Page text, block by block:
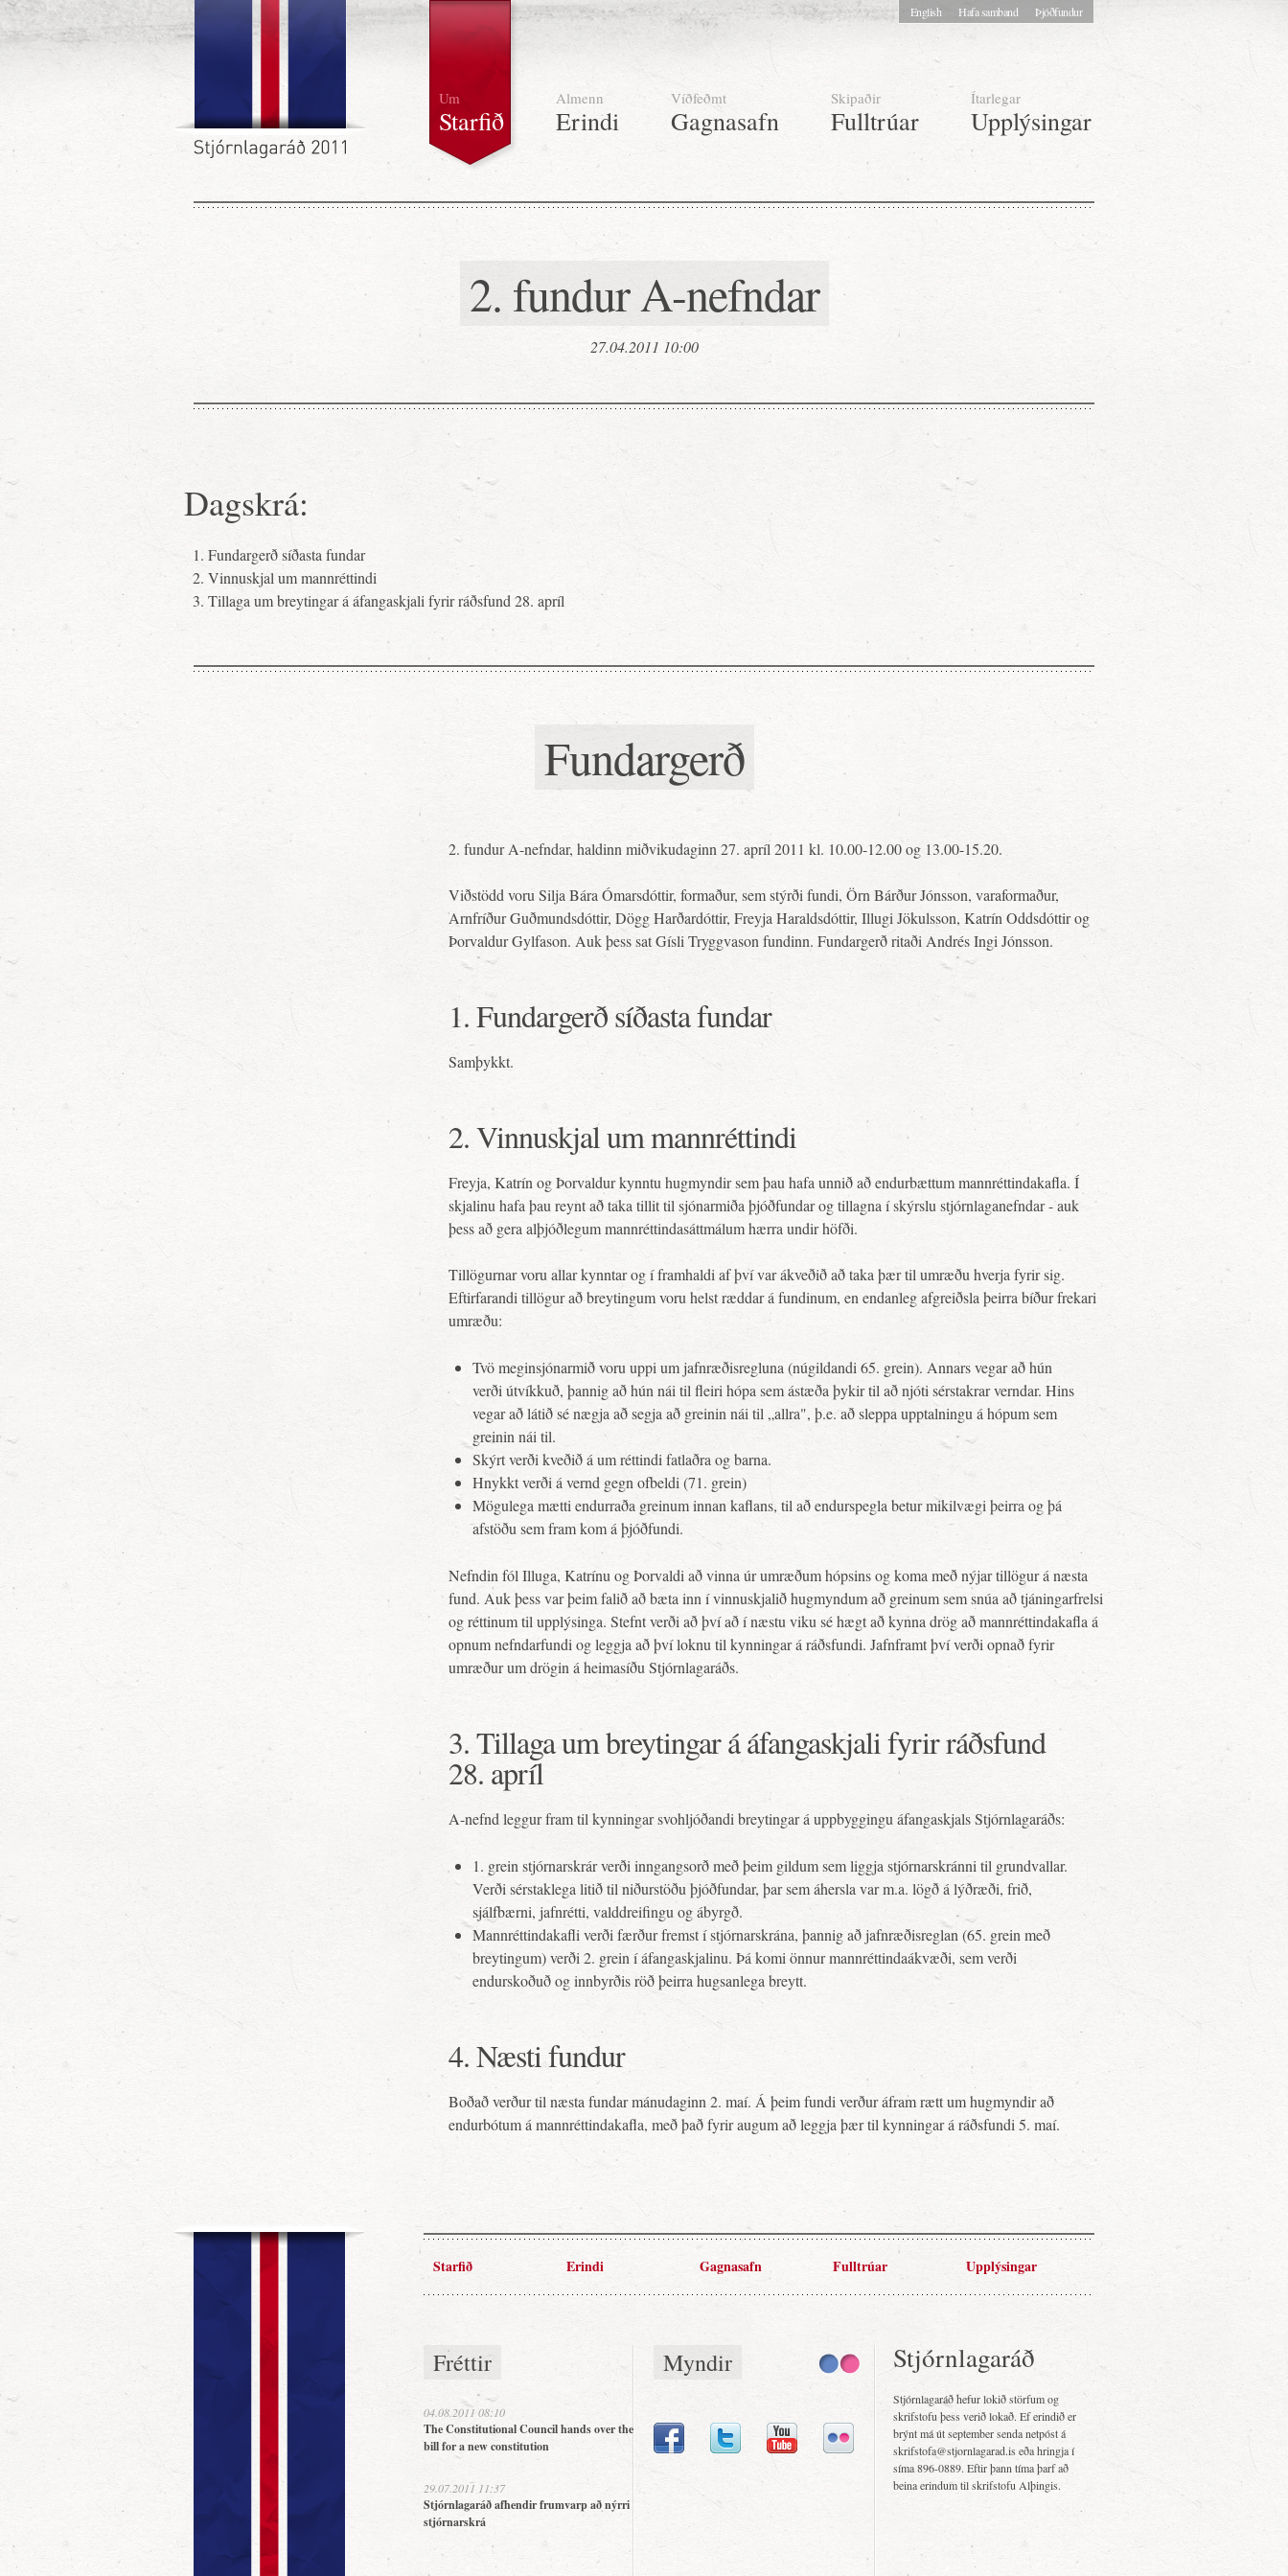
Um
Starfið
Almenn
Erindi
Víðfeðmt
Gagnasafn
Skipaðir
Fulltrúar
Ítarlegar
Upplýsingar
English Hafa samband Þjóðfundur
2. fundur A-nefndar
27.04.2011 10:00
Dagskrá:
Fundargerð síðasta fundar
Vinnuskjal um mannréttindi
Tillaga um breytingar á áfangaskjali fyrir ráðsfund 28. apríl
Fundargerð
2. fundur A-nefndar, haldinn miðvikudaginn 27. apríl 2011 kl. 10.00-12.00 og 13.00-15.20.
Viðstödd voru Silja Bára Ómarsdóttir, formaður, sem stýrði fundi, Örn Bárður Jónsson, varaformaður,
Arnfríður Guðmundsdóttir, Dögg Harðardóttir, Freyja Haraldsdóttir, Illugi Jökulsson, Katrín Oddsdóttir og
Þorvaldur Gylfason. Auk þess sat Gísli Tryggvason fundinn. Fundargerð ritaði Andrés Ingi Jónsson.
1. Fundargerð síðasta fundar
Samþykkt.
2. Vinnuskjal um mannréttindi
Freyja, Katrín og Þorvaldur kynntu hugmyndir sem þau hafa unnið að endurbættum mannréttindakafla. Í
skjalinu hafa þau reynt að taka tillit til sjónarmiða þjóðfundar og tillagna í skýrslu stjórnlaganefndar - auk
þess að gera alþjóðlegum mannréttindasáttmálum hærra undir höfði.
Tillögurnar voru allar kynntar og í framhaldi af því var ákveðið að taka þær til umræðu hverja fyrir sig.
Eftirfarandi tillögur að breytingum voru helst ræddar á fundinum, en endanleg afgreiðsla þeirra bíður frekari
umræðu:
Tvö meginsjónarmið voru uppi um jafnræðisregluna (núgildandi 65. grein). Annars vegar að hún
verði útvíkkuð, þannig að hún nái til fleiri hópa sem ástæða þykir til að njóti sérstakrar verndar. Hins
vegar að látið sé nægja að segja að greinin nái til „allra", þ.e. að sleppa upptalningu á hópum sem
greinin nái til.
Skýrt verði kveðið á um réttindi fatlaðra og barna.
Hnykkt verði á vernd gegn ofbeldi (71. grein)
Mögulega mætti endurraða greinum innan kaflans, til að endurspegla betur mikilvægi þeirra og þá
afstöðu sem fram kom á þjóðfundi.
Nefndin fól Illuga, Katrínu og Þorvaldi að vinna úr umræðum hópsins og koma með nýjar tillögur á næsta
fund. Auk þess var þeim falið að bæta inn í vinnuskjalið hugmyndum að greinum sem snúa að tjáningarfrelsi
og réttinum til upplýsinga. Stefnt verði að því að í næstu viku sé hægt að kynna drög að mannréttindakafla á
opnum nefndarfundi og leggja að því loknu til kynningar á ráðsfundi. Jafnframt því verði opnað fyrir
umræður um drögin á heimasíðu Stjórnlagaráðs.
3. Tillaga um breytingar á áfangaskjali fyrir ráðsfund
28. apríl
A-nefnd leggur fram til kynningar svohljóðandi breytingar á uppbyggingu áfangaskjals Stjórnlagaráðs:
1. grein stjórnarskrár verði inngangsorð með þeim gildum sem liggja stjórnarskránni til grundvallar.
Verði sérstaklega litið til niðurstöðu þjóðfundar, þar sem áhersla var m.a. lögð á lýðræði, frið,
sjálfbærni, jafnrétti, valddreifingu og ábyrgð.
Mannréttindakafli verði færður fremst í stjórnarskrána, þannig að jafnræðisreglan (65. grein með
breytingum) verði 2. grein í áfangaskjalinu. Þá komi önnur mannréttindaákvæði, sem verði
endurskoðuð og innbyrðis röð þeirra hugsanlega breytt.
4. Næsti fundur
Boðað verður til næsta fundar mánudaginn 2. maí. Á þeim fundi verður áfram rætt um hugmyndir að
endurbótum á mannréttindakafla, með það fyrir augum að leggja þær til kynningar á ráðsfundi 5. maí.
Starfið Erindi Gagnasafn Fulltrúar Upplýsingar
Fréttir
04.08.2011 08:10
The Constitutional Council hands over the
bill for a new constitution
29.07.2011 11:37
Stjórnlagaráð afhendir frumvarp að nýrri
stjórnarskrá
Myndir Stjórnlagaráð
Stjórnlagaráð hefur lokið störfum og
skrifstofu þess verið lokað. Ef erindið er
brýnt má út september senda netpóst á
skrifstofa@stjornlagarad.is eða hringja í
síma 896-0889. Eftir þann tíma þarf að
beina erindum til skrifstofu Alþingis.